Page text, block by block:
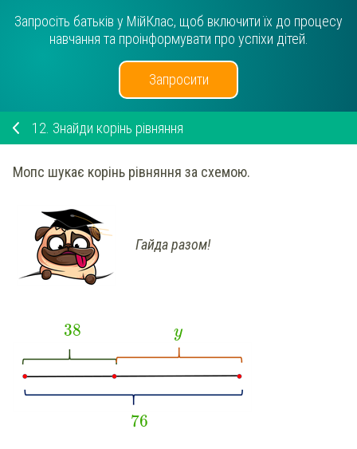
Запросіть батьків у МійКлас, щоб включити їх до процесу
навчання та проінформувати про успіхи дітей.
Запросити
12. Знайди корінь рівняння
Мопс шукає корінь рівняння за схемою.
Гайда разом!
38 y
76